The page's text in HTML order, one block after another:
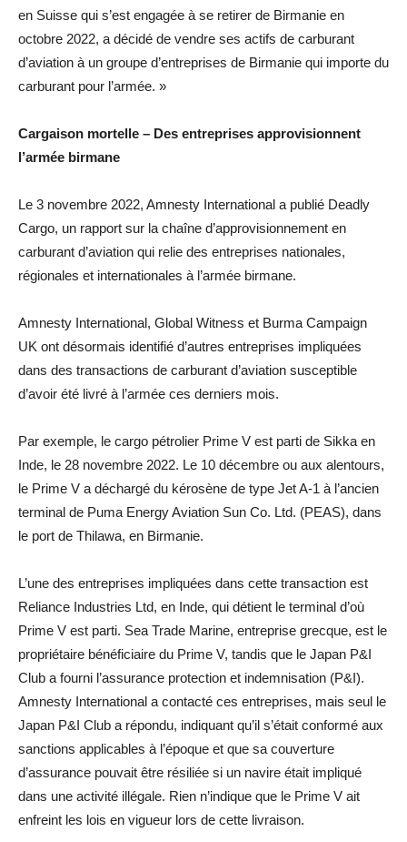
en Suisse qui s’est engagée à se retirer de Birmanie en
octobre 2022, a décidé de vendre ses actifs de carburant
d’aviation à un groupe d’entreprises de Birmanie qui importe du
carburant pour l’armée. »
Cargaison mortelle – Des entreprises approvisionnent
l’armée birmane
Le 3 novembre 2022, Amnesty International a publié Deadly
Cargo, un rapport sur la chaîne d’approvisionnement en
carburant d’aviation qui relie des entreprises nationales,
régionales et internationales à l’armée birmane.
Amnesty International, Global Witness et Burma Campaign
UK ont désormais identifié d’autres entreprises impliquées
dans des transactions de carburant d’aviation susceptible
d’avoir été livré à l’armée ces derniers mois.
Par exemple, le cargo pétrolier Prime V est parti de Sikka en
Inde, le 28 novembre 2022. Le 10 décembre ou aux alentours,
le Prime V a déchargé du kérosène de type Jet A-1 à l’ancien
terminal de Puma Energy Aviation Sun Co. Ltd. (PEAS), dans
le port de Thilawa, en Birmanie.
L’une des entreprises impliquées dans cette transaction est
Reliance Industries Ltd, en Inde, qui détient le terminal d’où
Prime V est parti. Sea Trade Marine, entreprise grecque, est le
propriétaire bénéficiaire du Prime V, tandis que le Japan P&I
Club a fourni l’assurance protection et indemnisation (P&I).
Amnesty International a contacté ces entreprises, mais seul le
Japan P&I Club a répondu, indiquant qu’il s’était conformé aux
sanctions applicables à l’époque et que sa couverture
d’assurance pouvait être résiliée si un navire était impliqué
dans une activité illégale. Rien n’indique que le Prime V ait
enfreint les lois en vigueur lors de cette livraison.